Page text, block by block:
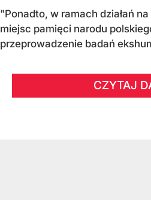
"Ponadto, w ramach działań
miejsc pamięci narodu
przeprowadzenie badań
CZYTAJ